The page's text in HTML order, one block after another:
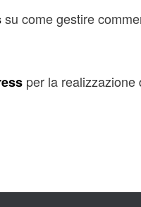
su come gestire
per la realizzazione